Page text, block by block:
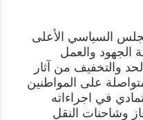
السياسي الأعلى
الجهود والعمل
والتخفيف من آثار
على المواطنين
في اجراءاته
وشاحنات النقل